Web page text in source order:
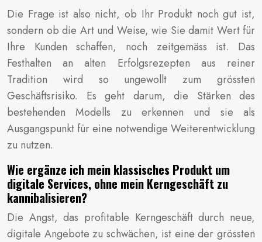
Die Frage ist also nicht, ob Ihr Produkt noch gut ist,
sondern ob die Art und Weise, wie Sie damit Wert für
Ihre Kunden schaffen, noch zeitgemäss ist. Das
Festhalten an alten Erfolgsrezepten aus reiner
Tradition wird so ungewollt zum grössten
Geschäftsrisiko. Es geht darum, die Stärken des
bestehenden Modells zu erkennen und sie als
Ausgangspunkt für eine notwendige Weiterentwicklung
zu nutzen.
Wie ergänze ich mein klassisches Produkt um
digitale Services, ohne mein Kerngeschäft zu
kannibalisieren?
Die Angst, das profitable Kerngeschäft durch neue,
digitale Angebote zu schwächen, ist eine der grössten